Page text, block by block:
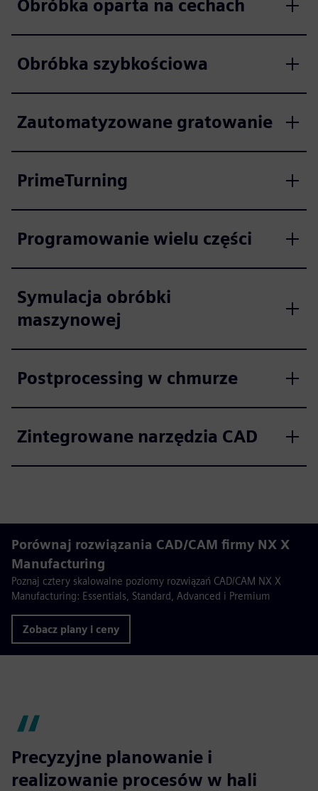
Obróbka oparta na cechach
Obróbka szybkościowa
Zautomatyzowane gratowanie
PrimeTurning
Programowanie wielu części
Symulacja obróbki
maszynowej
Postprocessing w chmurze
Zintegrowane narzędzia CAD
Porównaj rozwiązania CAD/CAM firmy NX X
Manufacturing
Poznaj cztery skalowalne poziomy rozwiązań CAD/CAM NX X
Manufacturing: Essentials, Standard, Advanced i Premium
Zobacz plany i ceny
Precyzyjne planowanie i
realizowanie procesów w hali